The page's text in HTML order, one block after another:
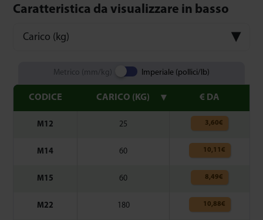
Caratteristica da visualizzare in basso
Carico (kg)
Metrico (mm/kg) Imperiale (pollici/lb)
CODICE CARICO (KG) € DA
M12 25 3,60€
M14 60 10,11 €
M15 60 8,49€
M22 180 10,88€